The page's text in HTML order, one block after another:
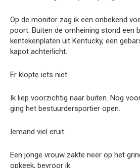
Op de monitor zag ik een onbekend
poort. Buiten de omheining stond een
kentekenplaten uit Kentucky, een
kapot achterlicht.
Er klopte iets niet.
Ik liep voorzichtig naar buiten. Nog
ging het bestuurdersportier open.
Iemand viel eruit.
Een jonge vrouw zakte neer op het
opkeek, bevroor ik.